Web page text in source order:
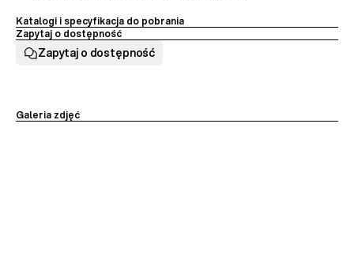
Katalogi i specyfikacja do pobrania
Zapytaj o dostępność
Zapytaj o dostępność
Galeria zdjęć